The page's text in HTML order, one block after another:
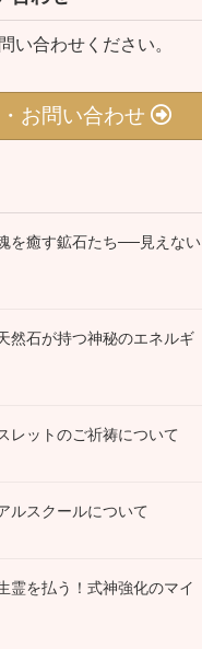
い合わせください。
お問い合わせ
を癒す鉱石たち──見えない
然石が持つ神秘のエネルギ
レットのご祈祷について
ルスクールについて
霊を払う！式神強化のマイ